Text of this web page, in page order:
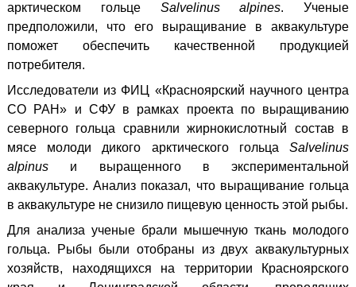
арктическом гольце Salvelinus alpines. Ученые
предположили, что его выращивание в аквакультуре
поможет обеспечить качественной продукцией
потребителя.
Исследователи из ФИЦ «Красноярский научного центра
СО РАН» и СФУ в рамках проекта по выращиванию
северного гольца сравнили жирнокислотный состав в
мясе молоди дикого арктического гольца Salvelinus
alpinus и выращенного в экспериментальной
аквакультуре. Анализ показал, что выращивание гольца
в аквакультуре не снизило пищевую ценность этой рыбы.
Для анализа ученые брали мышечную ткань молодого
гольца. Рыбы были отобраны из двух аквакультурных
хозяйств, находящихся на территории Красноярского